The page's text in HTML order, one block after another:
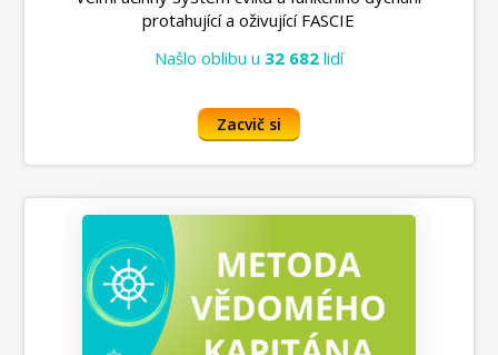
protahující a oživující FASCIE
Našlo oblibu u 32 682 lidí
Zacvič si